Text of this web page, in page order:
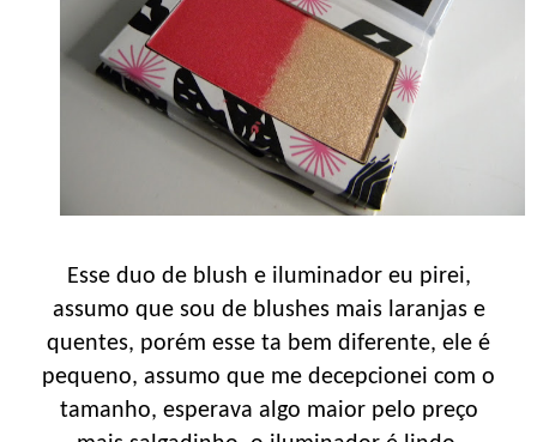
Esse duo de blush e iluminador eu pirei,
assumo que sou de blushes mais laranjas e
quentes, porém esse ta bem diferente, ele é
pequeno, assumo que me decepcionei com o
tamanho, esperava algo maior pelo preço